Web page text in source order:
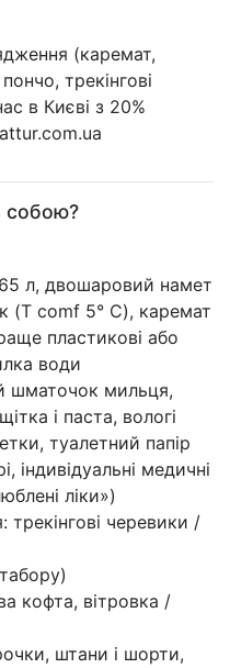
(каремат,
трекінгові
в Києві з 20%
собою?
л, двошаровий намет
(T comf 5° C), каремат
пластикові або
води
шматочок мильця,
і паста, вологі
туалетний папір
індивідуальні медичні
ліки»)
черевики /
кофта, вітровка /
штани і шорти,